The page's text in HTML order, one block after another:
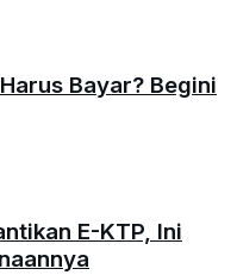
Bayar? Begini
E-KTP, Ini